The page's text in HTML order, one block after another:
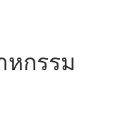
หกรรม